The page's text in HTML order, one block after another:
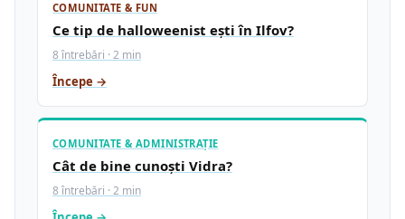
COMUNITATE & FUN
Ce tip de halloweenist ești în Ilfov?
8 întrebări · 2 min
Începe →
COMUNITATE & ADMINISTRAȚIE
Cât de bine cunoști Vidra?
8 întrebări · 2 min